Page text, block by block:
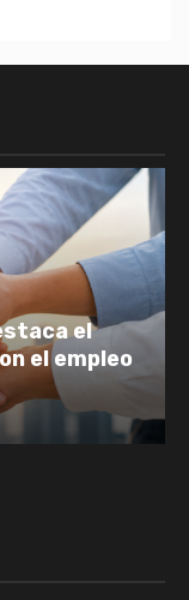
verlo, a